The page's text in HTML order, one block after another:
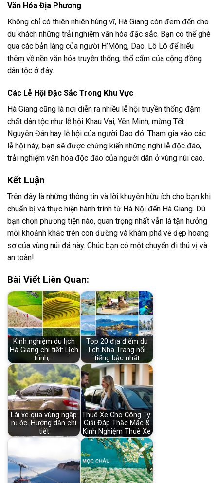
Văn Hóa Địa Phương
Không chỉ có thiên nhiên hùng vĩ, Hà Giang còn đem đến cho
du khách những trải nghiệm văn hóa đặc sắc. Bạn có thể ghé
qua các bản làng của người H’Mông, Dao, Lô Lô để hiểu
thêm về nền văn hóa truyền thống, thổ cẩm của cộng đồng
dân tộc ở đây.
Các Lễ Hội Đặc Sắc Trong Khu Vực
Hà Giang cũng là nơi diễn ra nhiều lễ hội truyền thống đậm
chất dân tộc như lễ hội Khau Vai, Yên Minh, mừng Tết
Nguyên Đán hay lễ hội của người Dao đỏ. Tham gia vào các
lễ hội này, bạn sẽ được chứng kiến những nghi lễ độc đáo,
trải nghiệm văn hóa độc đáo của người dân ở vùng núi cao.
Kết Luận
Trên đây là những thông tin và lời khuyên hữu ích cho bạn khi
chuẩn bị và thực hiện hành trình từ Hà Nội đến Hà Giang. Dù
bạn chọn phương tiện nào, quan trọng nhất vẫn là tận hưởng
mỗi khoảnh khắc trên con đường và khám phá vẻ đẹp hoang
sơ của vùng núi đá này. Chúc bạn có một chuyến đi thú vị và
an toàn!
Bài Viết Liên Quan:
Kinh nghiệm du lịch
Hà Giang chi tiết: Lịch
trình,…
Top 20 địa điểm du
lịch Nha Trang nổi
tiếng bậc nhất
Lái xe qua vùng ngập
nước: Hướng dẫn chi
tiết
Thuê Xe Cho Công Ty:
Giải Đáp Thắc Mắc &
Kinh Nghiệm Thuê Xe